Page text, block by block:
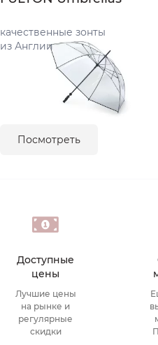
качественные зонты
из Англии
Посмотреть
Доступные
цены
Лучшие цены
на рынке и
регулярные
скидки